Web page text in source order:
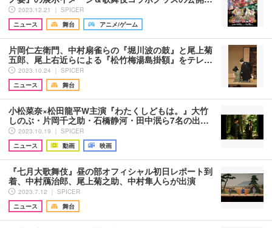
2023.12.21 ｜ SPICER
ニュース
舞台 アニメ/ゲーム
片岡仁左衛門、中村扇雀らの『堀川波の鼓』と尾上菊
五郎、尾上右近らによる『松竹梅湯島掛額』をテレ…
2023.10.24 ｜ SPICER
ニュース
舞台
小松菜奈×松田龍平W主演『わたくしどもは。』大竹
しのぶ・片岡千之助・石橋静河・田中泯ら7名の出…
2023.10.19 ｜ SPICER
ニュース
動画 映画
『七月大歌舞伎』昼の部オフィシャル初日レポート到
着、中村鴈治郎、尾上菊之助、中村隼人らが出演
2023.7.12 ｜ SPICER
ニュース
舞台